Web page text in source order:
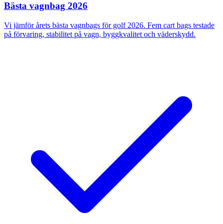
Bästa vagnbag 2026
Vi jämför årets bästa vagnbags för golf 2026. Fem cart bags testade
på förvaring, stabilitet på vagn, byggkvalitet och väderskydd.